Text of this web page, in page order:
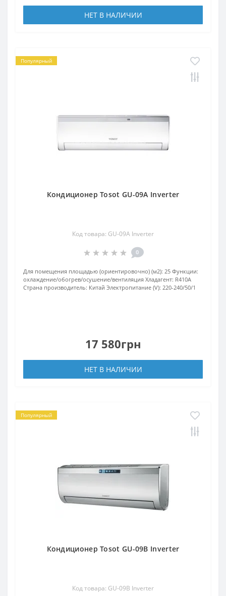
НЕТ В НАЛИЧИИ
Популярный
Кондиционер Tosot GU-09A Inverter
Код товара: GU-09A Inverter
0
Для помещения площадью (ориентировочно) (м2): 25 Функции:
охлаждение/обогрев/осушение/вентиляция Хладагент: R410А
Страна производитель: Китай Электропитание (V): 220-240/50/1
17 580грн
НЕТ В НАЛИЧИИ
Популярный
Кондиционер Tosot GU-09B Inverter
Код товара: GU-09B Inverter